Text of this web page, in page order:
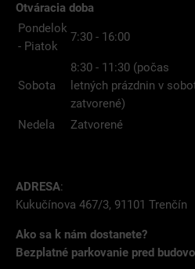
Otváracia doba
Pondelok
- Piatok
7:30 - 16:00
Sobota
8:30 - 11:30 (počas
letných prázdnin v
zatvorené)
Nedela
Zatvorené
ADRESA:
Kukučínova 467/3, 91101 Trenčín
Ako sa k nám dostanete?
Bezplatné parkovanie pred